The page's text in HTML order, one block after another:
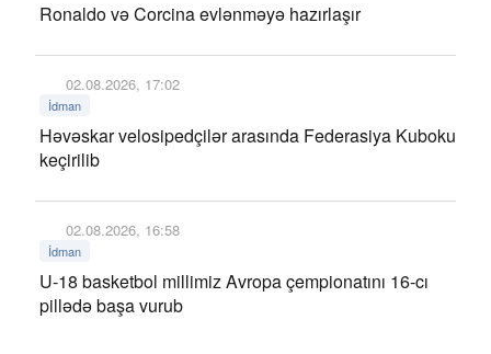
Ronaldo və Corcina evlənməyə hazırlaşır
02.08.2026, 17:02
İdman
Həvəskar velosipedçilər arasında Federasiya Kuboku
keçirilib
02.08.2026, 16:58
İdman
U-18 basketbol millimiz Avropa çempionatını 16-cı
pillədə başa vurub